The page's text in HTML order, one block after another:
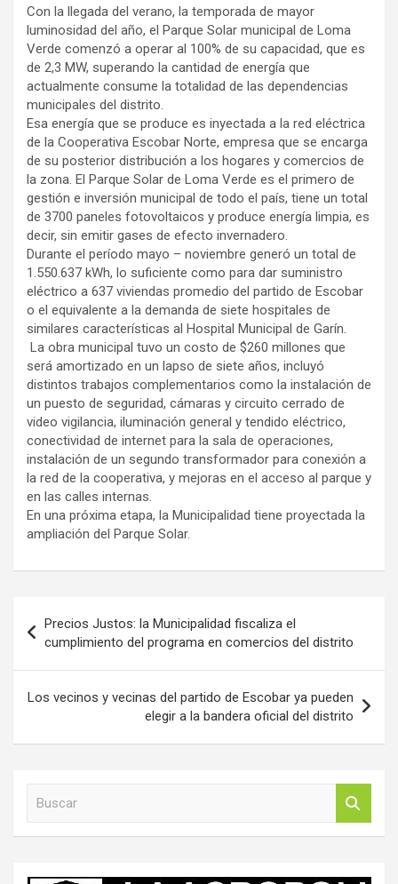
Con la llegada del verano, la temporada de mayor
luminosidad del año, el Parque Solar municipal de Loma
Verde comenzó a operar al 100% de su capacidad, que es
de 2,3 MW, superando la cantidad de energía que
actualmente consume la totalidad de las dependencias
municipales del distrito.
Esa energía que se produce es inyectada a la red eléctrica
de la Cooperativa Escobar Norte, empresa que se encarga
de su posterior distribución a los hogares y comercios de
la zona. El Parque Solar de Loma Verde es el primero de
gestión e inversión municipal de todo el país, tiene un total
de 3700 paneles fotovoltaicos y produce energía limpia, es
decir, sin emitir gases de efecto invernadero.
Durante el período mayo – noviembre generó un total de
1.550.637 kWh, lo suficiente como para dar suministro
eléctrico a 637 viviendas promedio del partido de Escobar
o el equivalente a la demanda de siete hospitales de
similares características al Hospital Municipal de Garín.
La obra municipal tuvo un costo de $260 millones que
será amortizado en un lapso de siete años, incluyó
distintos trabajos complementarios como la instalación de
un puesto de seguridad, cámaras y circuito cerrado de
video vigilancia, iluminación general y tendido eléctrico,
conectividad de internet para la sala de operaciones,
instalación de un segundo transformador para conexión a
la red de la cooperativa, y mejoras en el acceso al parque y
en las calles internas.
En una próxima etapa, la Municipalidad tiene proyectada la
ampliación del Parque Solar.
de
entradas
Precios Justos: la Municipalidad fiscaliza el
cumplimiento del programa en comercios del distrito
Los vecinos y vecinas del partido de Escobar ya pueden
elegir a la bandera oficial del distrito